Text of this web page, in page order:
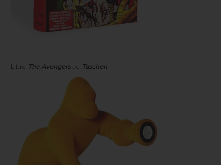
Libro The Avengersde Taschen